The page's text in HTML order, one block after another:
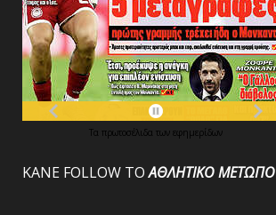
Τα πρωτοσέλιδα των εφημερίδων
ΚΑΝΕ FOLLOW ΤΟΑΘΛΗΤΙΚΟΜΕΤΩΠΟ